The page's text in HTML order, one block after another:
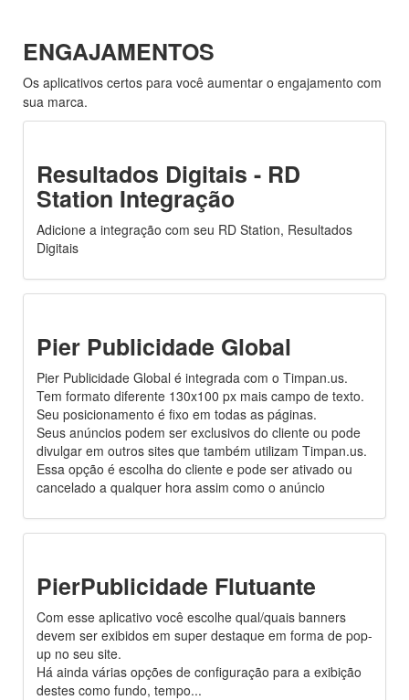
ENGAJAMENTOS
Os aplicativos certos para você aumentar o engajamento com
sua marca.
Resultados Digitais - RD
Station Integração
Adicione a integração com seu RD Station, Resultados
Digitais
Pier Publicidade Global
Pier Publicidade Global é integrada com o Timpan.us.
Tem formato diferente 130x100 px mais campo de texto.
Seu posicionamento é fixo em todas as páginas.
Seus anúncios podem ser exclusivos do cliente ou pode
divulgar em outros sites que também utilizam Timpan.us.
Essa opção é escolha do cliente e pode ser ativado ou
cancelado a qualquer hora assim como o anúncio
PierPublicidade Flutuante
Com esse aplicativo você escolhe qual/quais banners
devem ser exibidos em super destaque em forma de pop-
up no seu site.
Há ainda várias opções de configuração para a exibição
destes como fundo, tempo...